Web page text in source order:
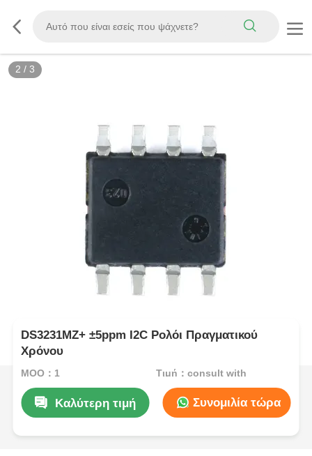
2 / 3
DS3231MZ+ ±5ppm I2C Ρολόι Πραγματικού
Χρόνου
MOQ：1 Τιμή：consult with
Καλύτερη τιμή Συνομιλία τώρα